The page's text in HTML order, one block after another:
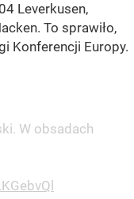
Leverkusen,
To sprawiło,
Konferencji Europy.
W obsadach